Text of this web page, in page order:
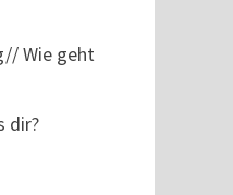
Wie geht
dir?